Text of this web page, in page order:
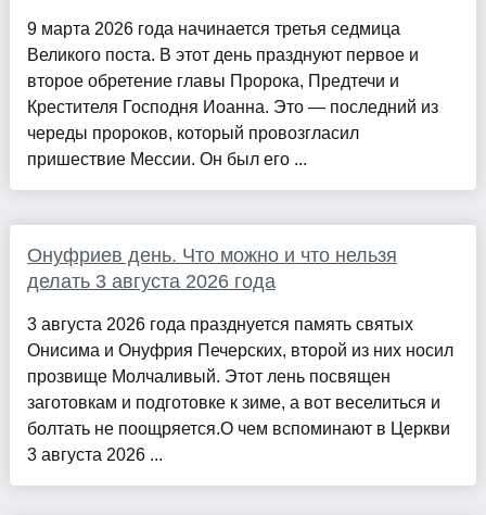
9 марта 2026 года начинается третья седмица
Великого поста. В этот день празднуют первое и
второе обретение главы Пророка, Предтечи и
Крестителя Господня Иоанна. Это — последний из
череды пророков, который провозгласил
пришествие Мессии. Он был его ...
Онуфриев день. Что можно и что нельзя
делать 3 августа 2026 года
3 августа 2026 года празднуется память святых
Онисима и Онуфрия Печерских, второй из них носил
прозвище Молчаливый. Этот лень посвящен
заготовкам и подготовке к зиме, а вот веселиться и
болтать не поощряется.О чем вспоминают в Церкви
3 августа 2026 ...